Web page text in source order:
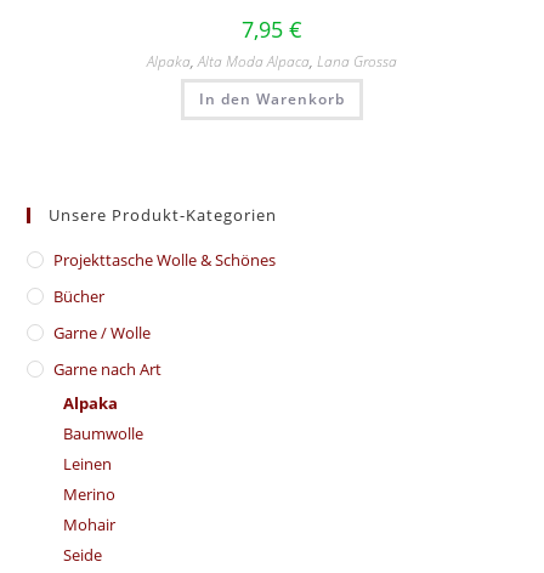
7,95 €
Alpaka,Alta Moda Alpaca, Lana Grossa
In den Warenkorb
Unsere Produkt-Kategorien
​Projekttasche Wolle & Schönes
Bücher
Garne / Wolle
Garne nach Art
Alpaka
Baumwolle
Leinen
Merino
Mohair
Seide